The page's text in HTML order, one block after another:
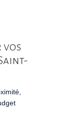
vos